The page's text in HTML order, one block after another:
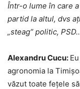
Într-o lume în care
partid la altul, dvs
„steag” politic,
Alexandru Cucu:
agronomia la
văzut toate fețele